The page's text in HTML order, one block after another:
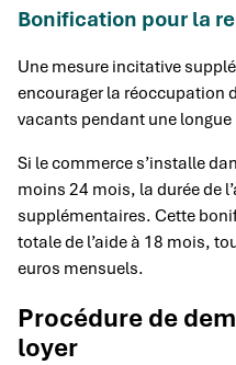
Bonification pour la
Une mesure incitative
encourager la réoccupation
vacants pendant une longue
Si le commerce s’installe
moins 24 mois, la durée de
supplémentaires. Cette
totale de l’aide à 18 mois,
euros mensuels.
Procédure de
loyer